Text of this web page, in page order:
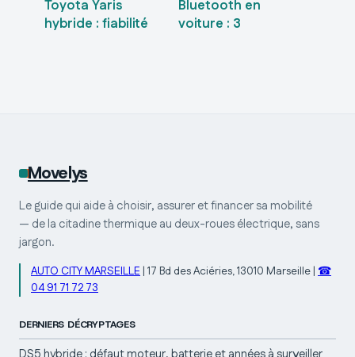
Toyota Yaris
hybride : fiabilité
Bluetooth en
voiture : 3
Movelys
Le guide qui aide à choisir, assurer et financer sa mobilité
— de la citadine thermique au deux-roues électrique, sans
jargon.
AUTO CITY MARSEILLE | 17 Bd des Aciéries, 13010 Marseille | ☎
04 91 71 72 73
DERNIERS DÉCRYPTAGES